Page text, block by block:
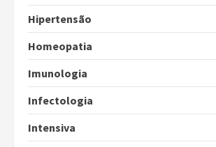
Hipertensão
Homeopatia
Imunologia
Infectologia
Intensiva